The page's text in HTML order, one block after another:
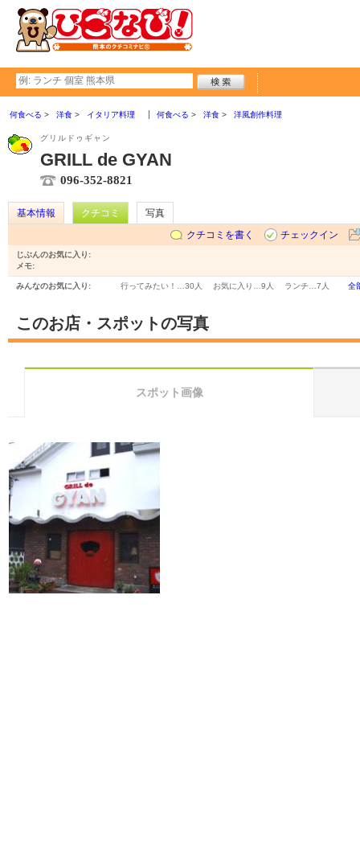
何食べる 洋食 イタリア料理 何食べる 洋食 洋風創作料理
グリルドゥギャン
GRILL de GYAN
096-352-8821
基本情報 クチコミ
写真
クチコミを書く
チェックイン
じぶんのお気に入り:
メモ:
みんなのお気に入り: 行ってみたい！… 30人 お気に入り… 9人 ランチ… 7人 全
このお店・スポットの写真
スポット画像